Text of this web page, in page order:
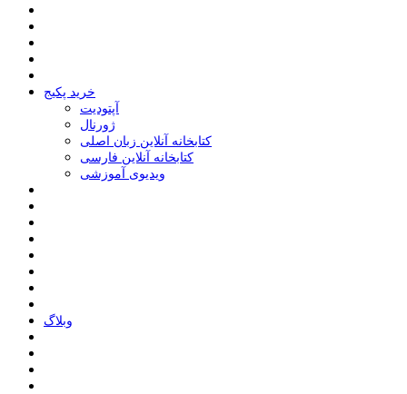
خرید پکیج
ﺁﭘﺘﻮﺩﯾﺖ
ﮊﻭﺭﻧﺎﻝ
کتابخانه آنلاین زبان اصلی
کتابخانه آنلاین فارسی
ویدیوی آموزشی
وبلاگ